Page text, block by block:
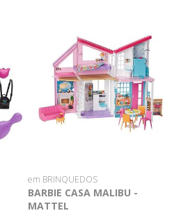
em BRINQUEDOS
BARBIE CASA MALIBU -
MATTEL